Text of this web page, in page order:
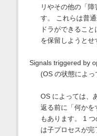
リやその他の「
す。 これらは普
ドラができるこ
を保留しようとせ
Signals triggered by
(OS の状態によ
OS によっては、
返る前に「何かを
もあります。 1
は子プロセスが完